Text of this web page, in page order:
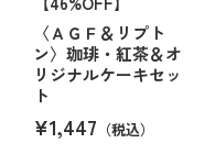
〈ＡＧＦ＆リプト
ン〉珈琲・紅茶＆オ
リジナルケーキセッ
ト
¥1,447 （税込）